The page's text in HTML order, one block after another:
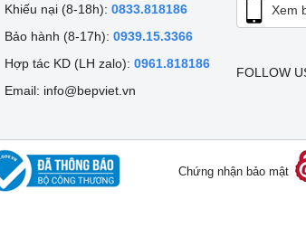
Khiếu nại (8-18h): 0833.818186
Bảo hành (8-17h): 0939.15.3366
Hợp tác KD (LH zalo): 0961.818186
Email: info@bepviet.vn
Xem
FOLLOW
Chứng nhận bảo mật